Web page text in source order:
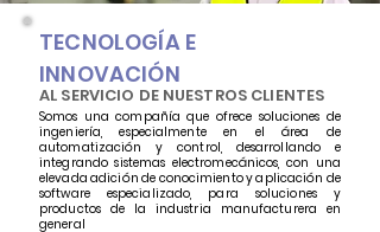
TECNOLOGÍA E
INNOVACIÓN
AL SERVICIO DE NUESTROS CLIENTES
Somos una compañía que ofrece soluciones de
ingeniería, especialmente en el área de
automatización y control, desarrollando e
integrando sistemas electromecánicos, con una
elevada adición de conocimiento y aplicación de
software especializado, para soluciones y
productos de la industria manufacturera en
general